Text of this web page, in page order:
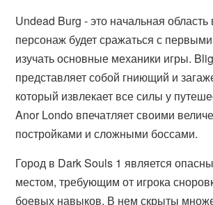
Undead Burg - это начальная область
персонаж будет сражаться с
изучать основные механики игры.
представляет собой гниющий и
который извлекает все силы у
Anor Londo впечатляет своими
постройками и сложными боссами.
Город в Dark Souls 1 является
местом, требующим от игрока
боевых навыков. В нем скрыты